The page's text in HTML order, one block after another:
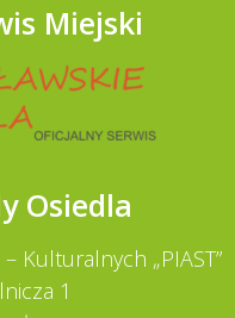
Miejski
Osiedla
Kulturalnych „PIAST”
1